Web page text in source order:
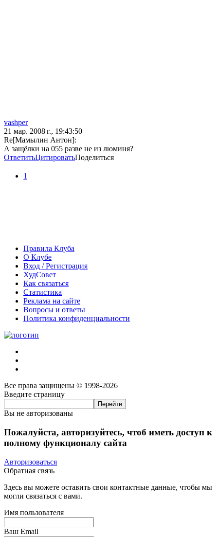
vashper
21 мар. 2008 г., 19:43:50
Re[Мамылин Антон]:
А защёлки на 055 разве не из люминя?
ОтветитьЦитироватьПоделиться
1
Правила Клуба
О Клубе
Вход / Регистрация
ХудСовет
Как связаться
Статистика
Реклама на сайте
Вопросы и ответы
Политика конфиденциальности
Все права защищены © 1998-2026
Введите страницу
Вы не авторизованы
Пожалуйста, авторизуйтесь, чтоб иметь доступ к
полному функционалу сайта
Авторизоваться
Обратная связь
Здесь вы можете оставить свои контактные данные, чтобы мы
могли связаться с вами.
Имя пользователя
Ваш Email